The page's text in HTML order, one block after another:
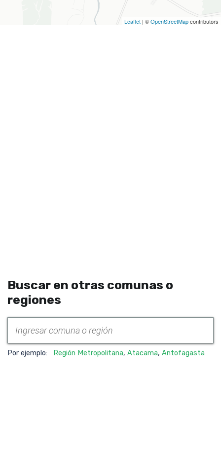
Leaflet | ©OpenStreetMapcontributors
Buscar en otras comunas o
regiones
Por ejemplo: Región Metropolitana, Atacama, Antofagasta